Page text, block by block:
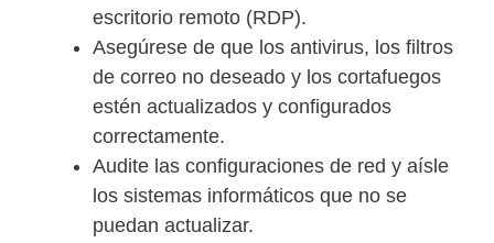
escritorio remoto (RDP).
Asegúrese de que los antivirus, los filtros
de correo no deseado y los cortafuegos
estén actualizados y configurados
correctamente.
Audite las configuraciones de red y aísle
los sistemas informáticos que no se
puedan actualizar.